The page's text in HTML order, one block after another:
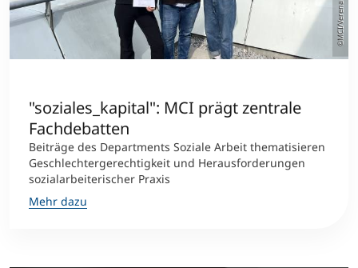
"soziales_kapital": MCI prägt zentrale
Fachdebatten
Beiträge des Departments Soziale Arbeit thematisieren
Geschlechtergerechtigkeit und Herausforderungen
sozialarbeiterischer Praxis
Mehr dazu